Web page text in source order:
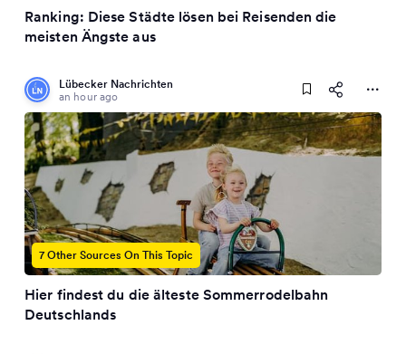
Ranking: Diese Städte lösen bei Reisenden die
meisten Ängste aus
Lübecker Nachrichten
an hour ago
7 Other Sources On This Topic
Hier findest du die älteste Sommerrodelbahn
Deutschlands